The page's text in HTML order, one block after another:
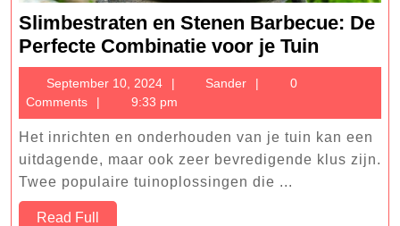
Slimbestraten en Stenen Barbecue: De
Perfecte Combinatie voor je Tuin
en
De
Perfecte
September 10, 2024
September
2024
Sander Sander
0
Comments
9:33 pm
Het inrichten en onderhouden van je tuin kan een
uitdagende, maar ook zeer bevredigende klus zijn.
Twee populaire tuinoplossingen die ...
Read Full